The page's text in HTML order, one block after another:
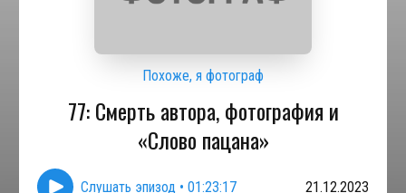
Похоже, я фотограф
77: Смерть автора, фотография и
«Слово пацана»
Слушать эпизод • 01:23:17 21.12.2023